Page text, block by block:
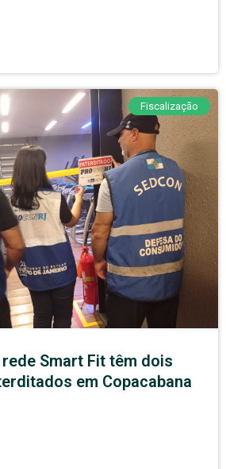
Fiscalização
Smart Fit têm dois
em Copacabana